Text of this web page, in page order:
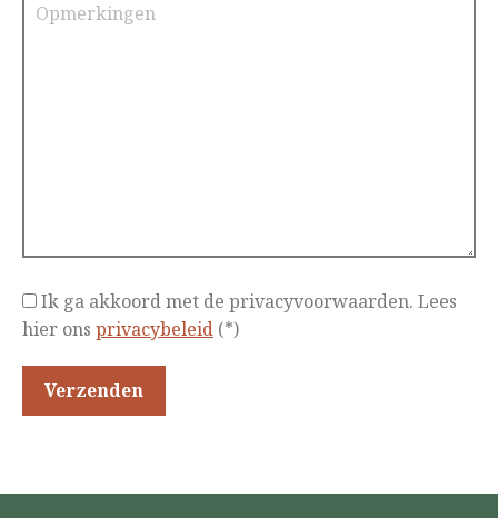
Ik ga akkoord met de privacyvoorwaarden. Lees
hier ons privacybeleid (*)